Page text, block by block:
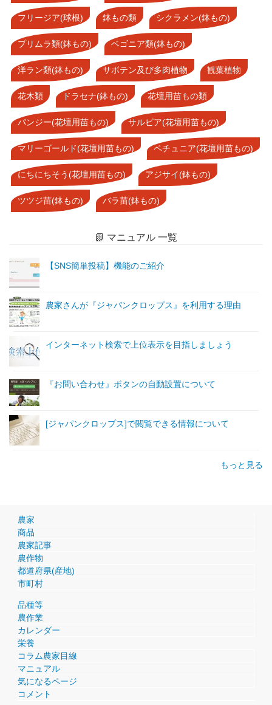
フリージア(球根) 鉢もの類 シクラメン(鉢もの)
プリムラ類(鉢もの) ベゴニア類(鉢もの)
洋ラン類(鉢もの) サボテン及び多肉植物 観葉植物
花木類 ドラセナ(鉢もの) 花壇用苗もの類
パンジー(花壇用苗もの) サルビア(花壇用苗もの)
マリーゴールド(花壇用苗もの) ペチュニア(花壇用苗もの)
にちにちそう(花壇用苗もの) アジサイ(鉢もの)
ツツジ苗(鉢もの) バラ苗(鉢もの)
📗 マニュアル 一覧
【SNS簡単投稿】機能のご紹介
農家さんが『ジャパンクロップス』を利用する理由
インターネット検索で上位表示を目指しましょう
『お問い合わせ』ボタンの自動設置について
[ジャパンクロップス]で閲覧できる情報について
もっと見る
農家
商品
農家記事
農作物
都道府県(産地)
市町村
品種等
農作業
カレンダー
栄養
コラム農家目線
マニュアル
気になるページ
コメント